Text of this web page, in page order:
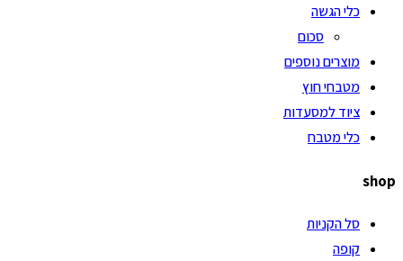
כלי הגשה
סכום
מוצרים נוספים
מטבחי חוץ
ציוד למסעדות
כלי מטבח
shop
סל הקניות
קופה